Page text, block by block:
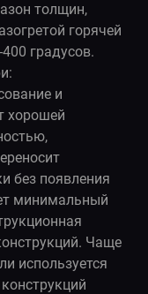
толщин,
горячей
градусов.
и
хорошей
без появления
минимальный
Чаще
используется